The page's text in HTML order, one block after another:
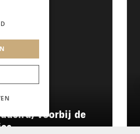
voorbij de